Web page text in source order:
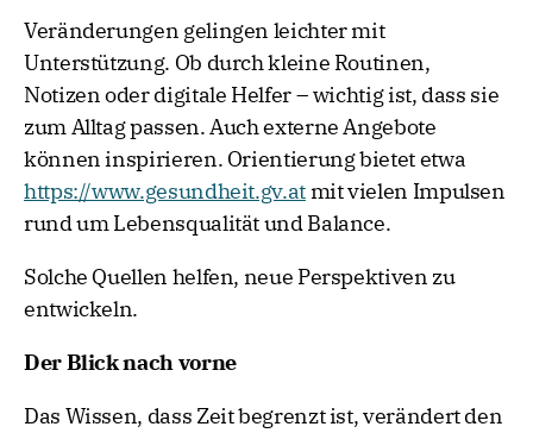
Veränderungen gelingen leichter mit
Unterstützung. Ob durch kleine Routinen,
Notizen oder digitale Helfer – wichtig ist, dass sie
zum Alltag passen. Auch externe Angebote
können inspirieren. Orientierung bietet etwa
https://www.gesundheit.gv.atmit vielen Impulsen
rund um Lebensqualität und Balance.
Solche Quellen helfen, neue Perspektiven zu
entwickeln.
Der Blick nach vorne
Das Wissen, dass Zeit begrenzt ist, verändert den